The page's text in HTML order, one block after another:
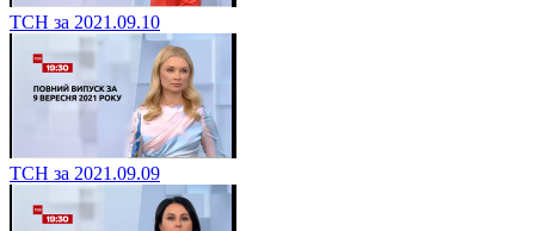
ТСН за 2021.09.10
ТСН за 2021.09.09